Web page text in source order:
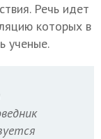
Речь идет
которых в
ученые.